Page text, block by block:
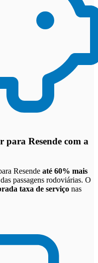
para Resende com a
Resende até 60% mais
passagens rodoviárias. O
taxa de serviço nas